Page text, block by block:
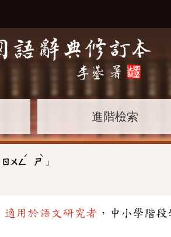
進階檢索
ㄖㄨㄥ
ˊ
ㄕ
ˋ
」
適用於語文研究者 ，中小學階